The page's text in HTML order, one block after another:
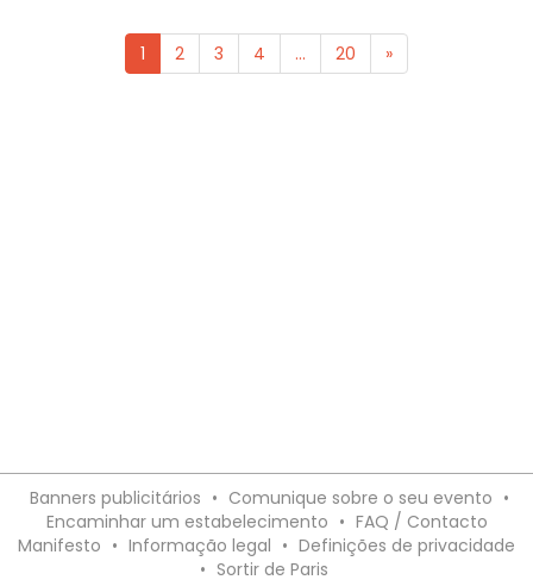
1 2 3 4 ... 20 »
Banners publicitários • Comunique sobre o seu evento •
Encaminhar um estabelecimento • FAQ / Contacto
Manifesto • Informação legal • Definições de privacidade
• Sortir de Paris